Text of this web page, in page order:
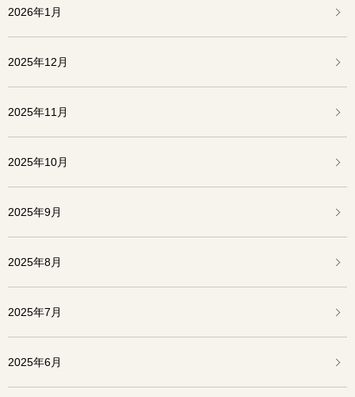
2026年1月
2025年12月
2025年11月
2025年10月
2025年9月
2025年8月
2025年7月
2025年6月